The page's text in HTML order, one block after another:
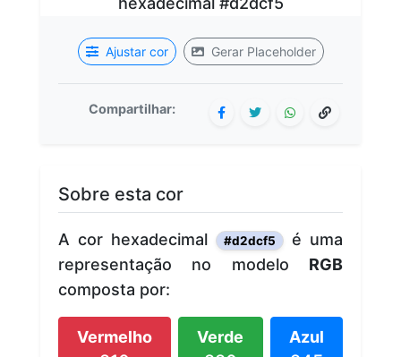
Ajustar cor Gerar Placeholder
Compartilhar:
Sobre esta cor
A cor hexadecimal #d2dcf5
é uma
representação no modelo RGB
composta por:
Vermelho Verde Azul